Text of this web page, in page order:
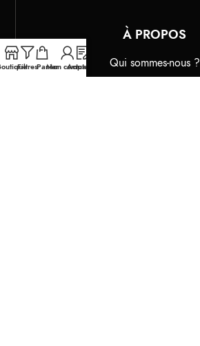
À PROPOS
Qui sommes-nous ?
FiltresPanierMon compte
Actualités